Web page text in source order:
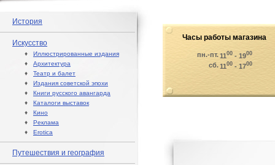
История
Искусство
♦ Иллюстрированные издания
♦ Архитектура
♦ Театр и балет
♦ Издания советской эпохи
♦ Книги русского авангарда
♦ Каталоги выставок
♦ Кино
♦ Реклама
♦ Erotica
Путешествия и география
Часы работы магазина
пн.-пт.1100 - 1900
сб.1100 - 1700